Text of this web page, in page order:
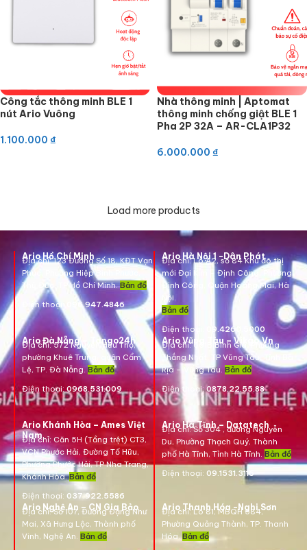
Công tắc thông minh BLE 1
nút Ario Vuông
1.100.000 ₫
Nhà thông minh | Aptomat
thông minh chống giật BLE 1
Pha 2P 32A – AR-CLA1P32
6.000.000 ₫
Load more products
Ario Hồ Chí Minh
Địa chỉ:123 Đường Số 18, KĐT Vạn
Phúc, Phường Hiệp Bình Phước,
Thủ Đức, TP Hồ Chí Minh.Bản đồ
Điện thoại:
096.947.4846
Ario Hà Nội 1 -Dân Phát
Địa chỉ:Lô A2, số 84 Khu đô thị
mới Đại Kim – Định Công, Phường
Định Công, Quận Hoàng Mai, Hà
Nội.
Bản đồ
Điện thoại:
09.4260.5000
Ario Đà Nẵng – Tango24h
Địa chỉ: 572 Nguyễn Hữu Thọ,
phường Khuê Trung, quận Cẩm
Lệ, TP. Đà Nẵng.Bản đồ
Điện thoại:0968.531.009
Ario Vũng Tàu – Vikgo.Vn
Địa chỉ:661B Bình Giã, Phường
Thắng Nhất, TP Vũng Tàu, Tỉnh Bà
Rịa – Vũng Tàu. Bản đồ
Điện thoại:0878.22.55.88
Ario Khánh Hòa – Ames Việt
Nam
Địa chỉ: Căn 5H (Tầng trệt) CT3,
VCN Phước Hải, Đường Tố Hữu,
Phường Phước Hải, TP Nha Trang,
Khánh Hòa.Bản đồ
Điện thoại: 037.922.5586
Ario Hà Tĩnh – Datatech
Địa chỉ:Số 304 , đường Nguyễn
Du, Phường Thạch Quý, Thành
phố Hà Tĩnh, Tỉnh Hà Tĩnh.Bản đồ
Điện thoại: 09.1531.3116
Ario Nghệ An – CN Gia Bảo
Địa chỉ:Số 107, Đường Đặng Như
Mai, Xã Hưng Lộc, Thành phố
Vinh, Nghệ An. Bản đồ
Ario Thanh Hóa -Nghi Sơn
Địa chỉ: Lô 81, MBQH 584,
Phường Quảng Thành, TP. Thanh
Hóa.Bản đồ